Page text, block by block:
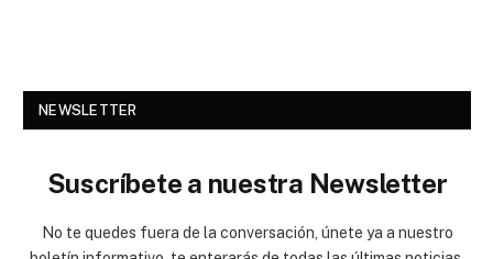
NEWSLETTER
Suscríbete a nuestra Newsletter
No te quedes fuera de la conversación, únete ya a nuestro